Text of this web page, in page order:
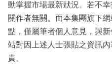
動掌握市場最新狀況。若不
關作者無關。而本集團旗下
點，僅屬筆者個人意見，與
站對因上述人士張貼之資訊
責。